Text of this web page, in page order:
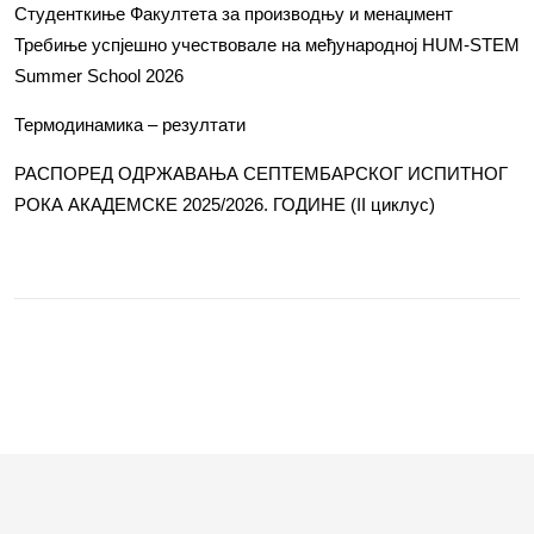
Студенткиње Факултета за производњу и менаџмент
Требиње успјешно учествовале на међународној HUM-STEM
Summer School 2026
Термодинамика – резултати
РАСПОРЕД ОДРЖАВАЊА СЕПТЕМБАРСКОГ ИСПИТНОГ
РОКА АКАДЕМСКЕ 2025/2026. ГОДИНЕ (II циклус)